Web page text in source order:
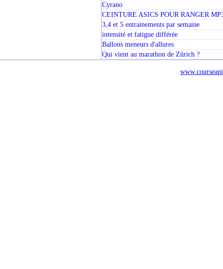
Cyrano
CEINTURE ASICS POUR RANGER
3,4 et 5 entrainements par semaine
intensité et fatigue différée
Ballons meneurs d'allures
Qui vient au marathon de Zürich ?